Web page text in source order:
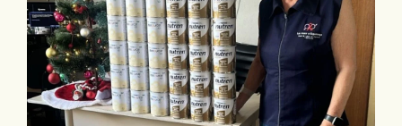
Doação | 3º Trimestre 2025